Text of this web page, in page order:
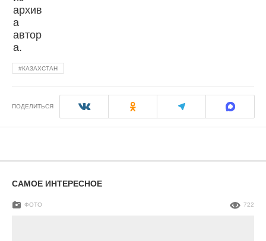
КАЗАХСТАН
ПОДЕЛИТЬСЯ
САМОЕ ИНТЕРЕСНОЕ
ФОТО 722